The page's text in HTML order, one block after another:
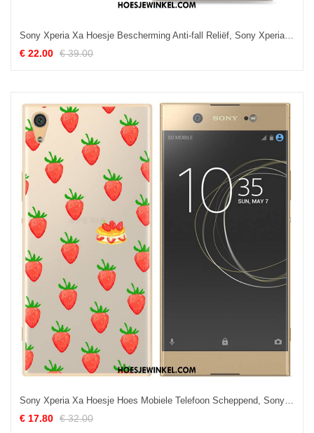
Sony Xperia Xa Hoesje Bescherming Anti-fall Reliëf, Sony Xperia Xa Hoesje Mobiele Telefoon Geel
€ 22.00 € 39.00
Sony Xperia Xa Hoesje Hoes Mobiele Telefoon Scheppend, Sony Xperia Xa Hoesje Spotprent Fruit
€ 17.80 € 32.00